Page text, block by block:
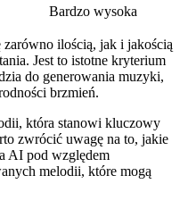
Bardzo wysoka
ilością, jak i jakością
Jest to istotne kryterium
do generowania muzyki,
brzmień.
która stanowi kluczowy
zwrócić uwagę na to, jakie
AI pod względem
melodii, które mogą